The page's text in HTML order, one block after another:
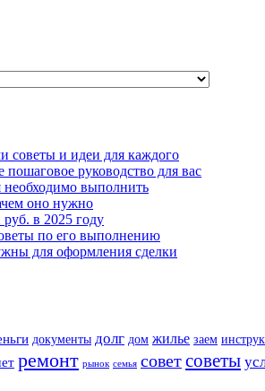
советы и идеи для каждого
руководство для вас
необходимо выполнить
оно нужно
в 2025 году
по его выполнению
для оформления сделки
документы долг дом жилье заем
ремонт рынок семья советсоветы